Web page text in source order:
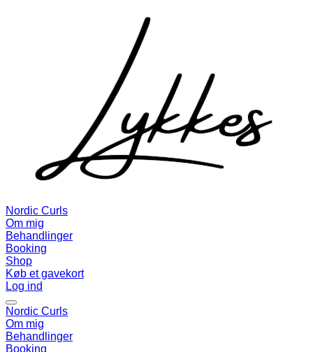
Nordic Curls
Om mig
Behandlinger
Booking
Shop
Køb et gavekort
Log ind
Nordic Curls
Om mig
Behandlinger
Booking